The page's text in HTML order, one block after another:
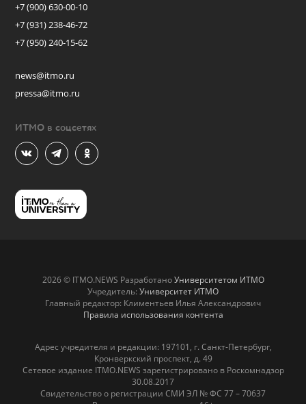
+7 (900) 630-00-10
+7 (931) 238-46-72
+7 (950) 240-15-62
news@itmo.ru
pressa@itmo.ru
ИТМО в соцсетях
2026 © ITMO.NEWS РазработаноУниверситетом ИТМО
Учредитель: Университет ИТМО
Главный редактор: Климентьев Илья Александрович
Правила использования контента
Адрес учредителя и редакции: 197101, г. Санкт-Петербург,
Кронверкский проспект, д. 49
Сетевое издание ITMO.NEWS зарегистрировано в Роскомнадзор
30.08.2017
Свидетельство о регистрации СМИ ЭЛ № ФС 77 – 70637